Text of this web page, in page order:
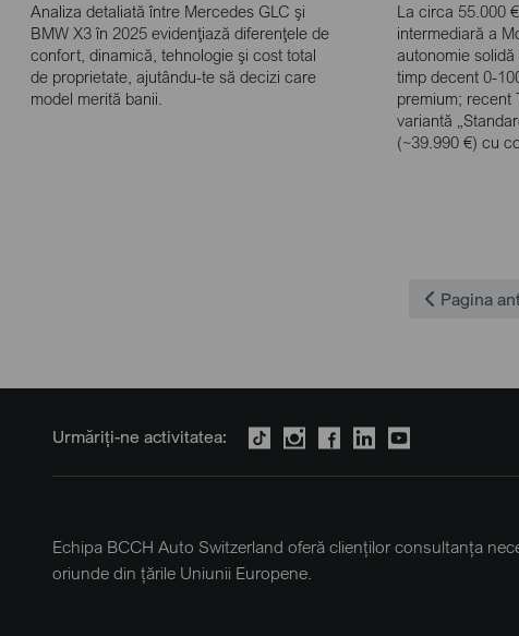
Analiza detaliată între Mercedes GLC şi
BMW X3 în 2025 evidenţiază diferenţele de
confort, dinamică, tehnologie şi cost total
de proprietate, ajutându-te să decizi care
model merită banii.
La circa 55.000
intermediară a
autonomie solidă
timp decent 0-
premium; recent
variantă
(~39.990 €) cu
Pagina
Urmăriți-ne activitatea:
Echipa BCCH Auto Switzerland oferă clienților consultanța
oriunde din țările Uniunii Europene.